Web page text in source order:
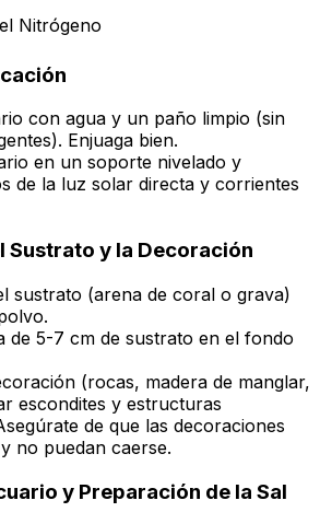
Nitrógeno
con agua y un paño limpio (sin
Enjuaga bien.
en un soporte nivelado y
de la luz solar directa y corrientes
Sustrato y la Decoración
sustrato (arena de coral o grava)
de 5-7 cm de sustrato en el fondo
(rocas, madera de manglar,
escondites y estructuras
de que las decoraciones
no puedan caerse.
y Preparación de la Sal